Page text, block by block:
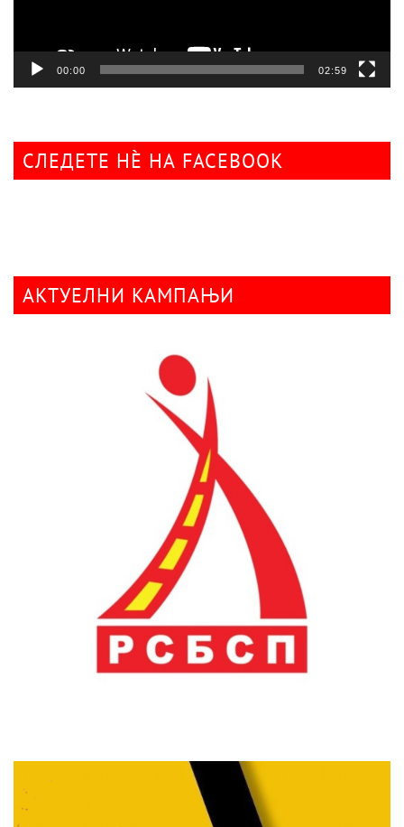
00:00 02:59
СЛЕДЕТЕ НÈ НА FACEBOOK
АКТУЕЛНИ КАМПАЊИ